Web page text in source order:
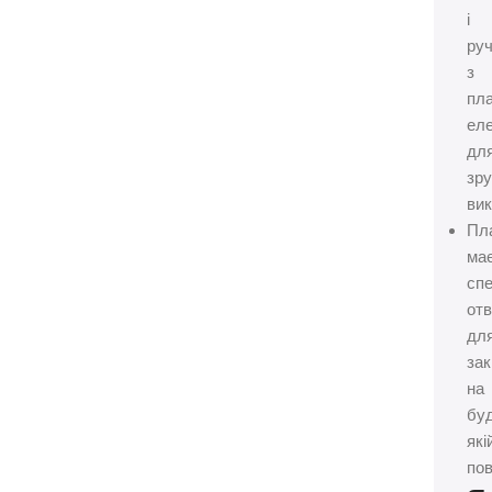
і
з
на